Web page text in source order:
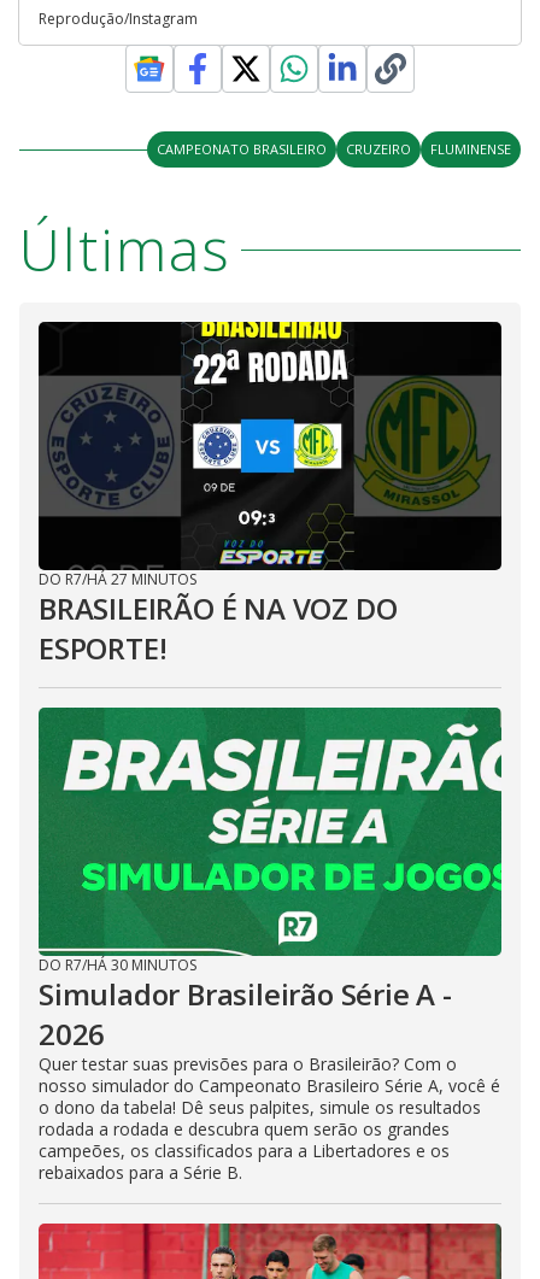
Reprodução/Instagram
CAMPEONATO BRASILEIRO CRUZEIRO FLUMINENSE
Últimas
DO R7/HÁ 27 MINUTOS
BRASILEIRÃO É NA VOZ DO
ESPORTE!
DO R7/HÁ 30 MINUTOS
Simulador Brasileirão Série A -
2026
Quer testar suas previsões para o Brasileirão? Com o
nosso simulador do Campeonato Brasileiro Série A, você é
o dono da tabela! Dê seus palpites, simule os resultados
rodada a rodada e descubra quem serão os grandes
campeões, os classificados para a Libertadores e os
rebaixados para a Série B.